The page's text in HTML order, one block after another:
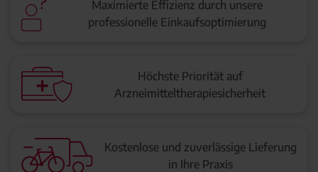
Maximierte Effizienz durch unsere
professionelle Einkaufsoptimierung
Höchste Priorität auf
Arzneimitteltherapiesicherheit
Kostenlose und zuverlässige Lieferung
in Ihre Praxis